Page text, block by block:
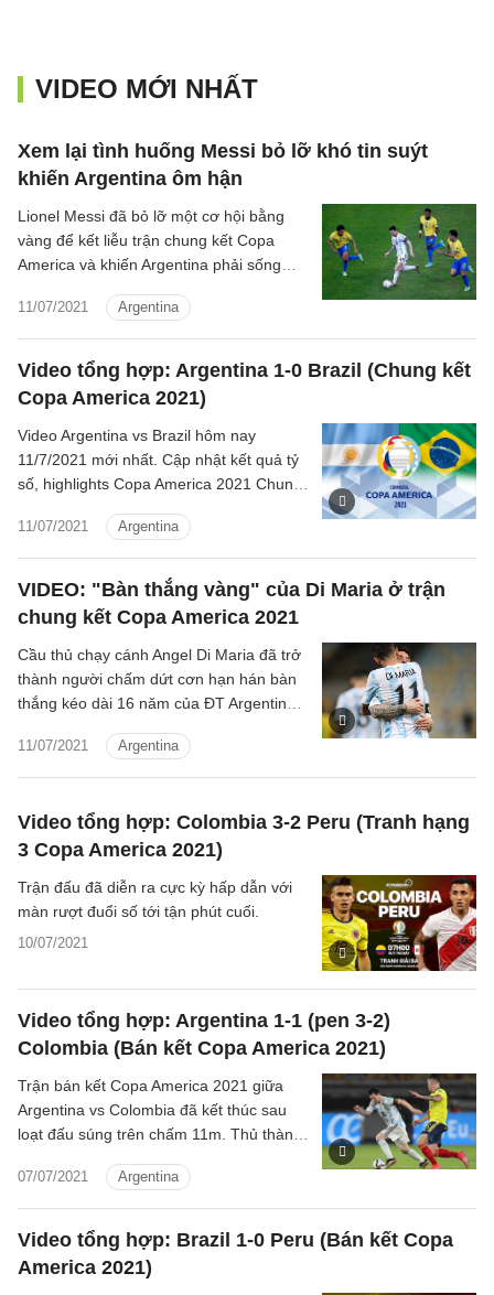
VIDEO MỚI NHẤT
Xem lại tình huống Messi bỏ lỡ khó tin suýt
khiến Argentina ôm hận
11/07/2021 Argentina
Lionel Messi đã bỏ lỡ một cơ hội bằng
vàng để kết liễu trận chung kết Copa
America và khiến Argentina phải sống
Video tổng hợp: Argentina 1-0 Brazil (Chung kết
Copa America 2021)
11/07/2021 Argentina
Video Argentina vs Brazil hôm nay
11/7/2021 mới nhất. Cập nhật kết quả tỷ
số, highlights Copa America 2021 Chung
VIDEO: "Bàn thắng vàng" của Di Maria ở trận
chung kết Copa America 2021
11/07/2021 Argentina
Cầu thủ chạy cánh Angel Di Maria đã trở
thành người chấm dứt cơn hạn hán bàn
thắng kéo dài 16 năm của ĐT Argentina
Video tổng hợp: Colombia 3-2 Peru (Tranh hạng
3 Copa America 2021)
10/07/2021
Trận đấu đã diễn ra cực kỳ hấp dẫn với
màn rượt đuổi số tới tận phút cuối.
Video tổng hợp: Argentina 1-1 (pen 3-2)
Colombia (Bán kết Copa America 2021)
07/07/2021 Argentina
Trận bán kết Copa America 2021 giữa
Argentina vs Colombia đã kết thúc sau
loạt đấu súng trên chấm 11m. Thủ thành
Argentina vào chung kết khi cản phá
thành công ba cú đá luân lưu của các
cầu thủ Colombia.
Video tổng hợp: Brazil 1-0 Peru (Bán kết Copa
America 2021)